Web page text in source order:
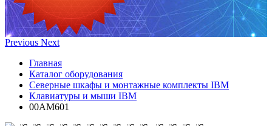
Previous Next
Главная
Каталог оборудования
Северные шкафы и монтажные комплекты IBM
Клавиатуры и мыши IBM
00AM601